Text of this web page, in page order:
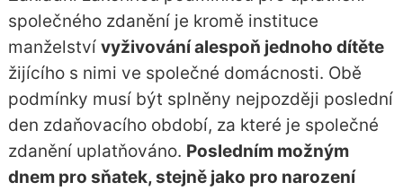
společného zdanění je kromě instituce
manželství vyživování alespoň jednoho dítěte
žijícího s nimi ve společné domácnosti. Obě
podmínky musí být splněny nejpozději poslední
den zdaňovacího období, za které je společné
zdanění uplatňováno. Posledním možným
dnem pro sňatek, stejně jako pro narození